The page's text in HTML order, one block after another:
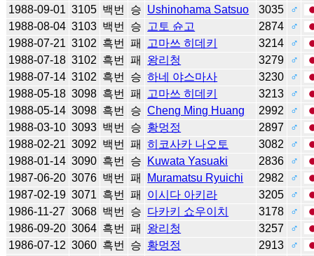
1988-09-01 3105 백번 승 Ushinohama Satsuo 3035
♂
1988-08-04 3103 백번 승 고토 슌고 2874
♂
1988-07-21 3102 흑번 패 고마쓰 히데키 3214
♂
1988-07-18 3102 흑번 패 왕리청 3279
♂
1988-07-14 3102 흑번 승 하네 야스마사 3230
♂
1988-05-18 3098 흑번 패 고마쓰 히데키 3213
♂
1988-05-14 3098 흑번 승 Cheng Ming Huang 2992
♂
1988-03-10 3093 백번 승 황멍정 2897
♂
1988-02-21 3092 백번 패 히코사카 나오토 3082
♂
1988-01-14 3090 흑번 승 Kuwata Yasuaki 2836
♂
1987-06-20 3076 백번 패 Muramatsu Ryuichi 2982
♂
1987-02-19 3071 흑번 패 이시다 아키라 3205
♂
1986-11-27 3068 백번 승 다카키 쇼우이치 3178
♂
1986-09-20 3064 흑번 패 왕리청 3257
♂
1986-07-12 3060 흑번 승 황멍정 2913
♂